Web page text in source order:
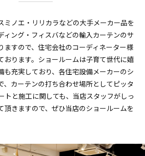
ミノエ・リリカラなどの大手メーカー品を
ィング・フィスバなどの輸入カーテンのサ
ますので、住宅会社のコーディネーター様
おります。ショールームは子育て世代に嬉
も充実しており、各住宅設備メーカーのシ
、カーテンの打ち合わせ場所としてピッタ
トと施工に関しても、当店スタッフがしっ
頂きますので、ぜひ当店のショールームを